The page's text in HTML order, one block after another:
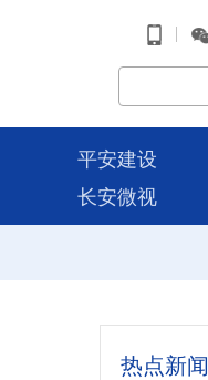
|
平安建设
长安微视
热点新闻